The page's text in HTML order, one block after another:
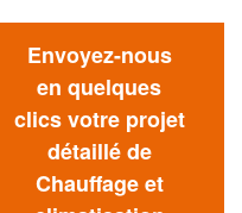
Envoyez-nous
en quelques
clics votre projet
détaillé de
Chauffage et